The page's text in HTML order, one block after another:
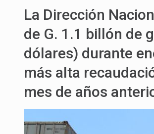
La Dirección
de G. 1.1 billón de
dólares) durante
más alta
mes de años